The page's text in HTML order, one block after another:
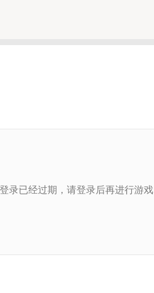
录已经过期，请登录后再进行游戏